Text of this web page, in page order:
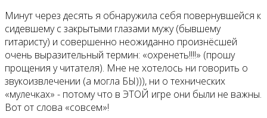
Минут через десять я обнаружила себя повернувшейся к
сидевшему с закрытыми глазами мужу (бывшему
гитаристу) и совершенно неожиданно произнёсшей
очень выразительный термин: «охренеть!!!!» (прошу
прощения у читателя). Мне не хотелось ни говорить о
звукоизвлечении (а могла БЫ))), ни о технических
«мулечках» - потому что в ЭТОЙ игре они были не важны.
Вот от слова «совсем»!